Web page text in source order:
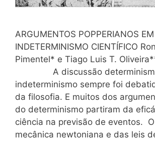
ARGUMENTOS POPPERIANOS
INDETERMINISMO CIENTÍFICO
Pimentel* e Tiago Luis T.
A discussão determinismo
indeterminismo sempre foi
da filosofia. E muitos dos
do determinismo partiram da
ciência na previsão de eventos.
mecânica newtoniana e das leis